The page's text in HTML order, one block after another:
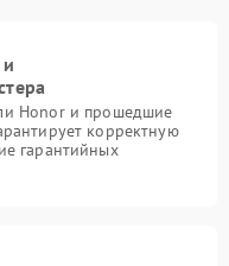
Honor и прошедшие
корректную
гарантийных